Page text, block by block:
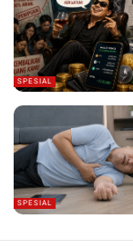
SPESIAL
SPESIAL